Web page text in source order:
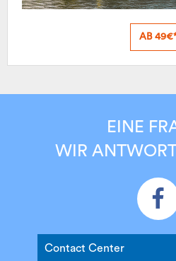
AB
EINE
WIR
Contact Center